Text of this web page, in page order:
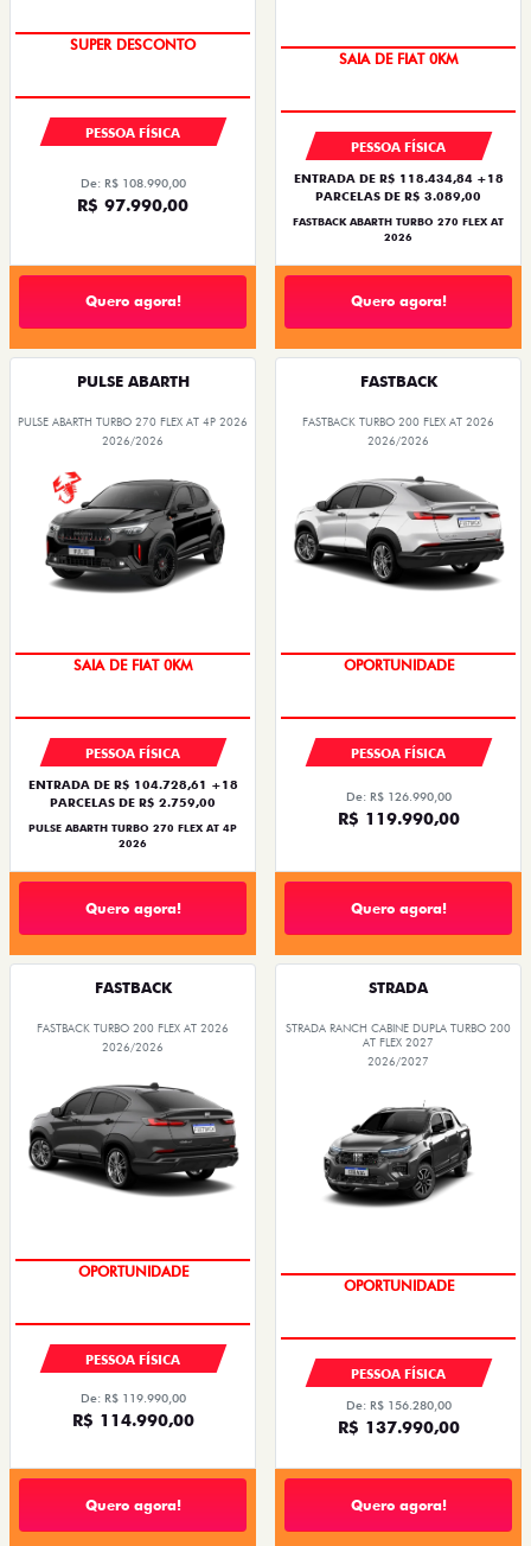
TAXA ZERO
PESSOA FÍSICA
De: R$ 108.990,00
R$ 97.990,00
Quero agora!
PREÇO IMPERDÍVEL
PESSOA FÍSICA
ENTRADA DE R$ 118.434,84 +18
PARCELAS DE R$ 3.089,00
FASTBACK ABARTH TURBO 270 FLEX AT
2026
Quero agora!
PULSE ABARTH
PULSE ABARTH TURBO 270 FLEX AT 4P 2026
2026/2026
OPORTUNIDADE
PESSOA FÍSICA
ENTRADA DE R$ 104.728,61 +18
PARCELAS DE R$ 2.759,00
PULSE ABARTH TURBO 270 FLEX AT 4P
2026
Quero agora!
FASTBACK
FASTBACK TURBO 200 FLEX AT 2026
2026/2026
EMPLACAMENTO GRÁTIS
PESSOA FÍSICA
De: R$ 126.990,00
R$ 119.990,00
Quero agora!
FASTBACK
FASTBACK TURBO 200 FLEX AT 2026
2026/2026
EMPLACAMENTO GRÁTIS
PESSOA FÍSICA
De: R$ 119.990,00
R$ 114.990,00
Quero agora!
STRADA
STRADA RANCH CABINE DUPLA TURBO 200
AT FLEX 2027
2026/2027
EMPLACAMENTO GRÁTIS
PESSOA FÍSICA
De: R$ 156.280,00
R$ 137.990,00
Quero agora!